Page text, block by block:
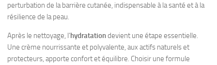
perturbation de la barrière cutanée, indispensable à la santé et à la
résilience de la peau.
Après le nettoyage, l’hydratationdevient une étape essentielle.
Une crème nourrissante et polyvalente, aux actifs naturels et
protecteurs, apporte confort et équilibre. Choisir une formule